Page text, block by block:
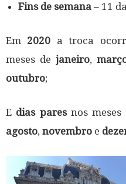
Fins de semana – 11
Em 2020 a troca
meses de janeiro,
outubro;
E dias paresnos
agosto, novembro e